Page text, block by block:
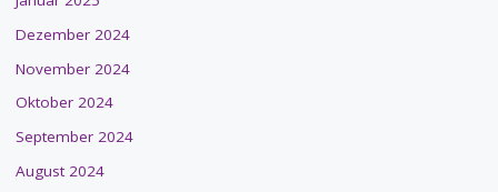
Dezember 2024
November 2024
Oktober 2024
September 2024
August 2024